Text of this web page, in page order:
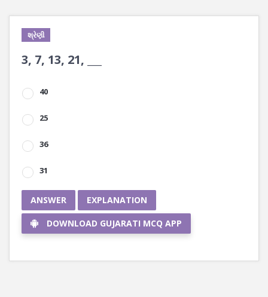
શ્રેણી
3, 7, 13, 21, ___
40
25
36
31
ANSWER EXPLANATION
DOWNLOAD GUJARATI MCQ APP